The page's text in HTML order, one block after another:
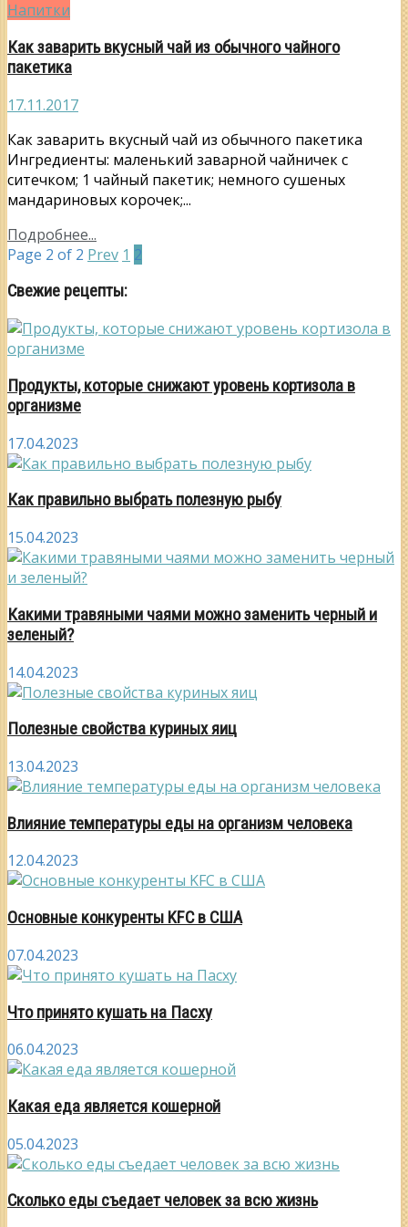
Напитки
Как заварить вкусный чай из обычного чайного
пакетика
17.11.2017
Как заварить вкусный чай из обычного пакетика
Ингредиенты: маленький заварной чайничек с
ситечком; 1 чайный пакетик; немного сушеных
мандариновых корочек;...
Подробнее...
Page 2 of 2 Prev 1 2
Свежие рецепты:
Продукты, которые снижают уровень кортизола в
организме
17.04.2023
Как правильно выбрать полезную рыбу
15.04.2023
Какими травяными чаями можно заменить черный и
зеленый?
14.04.2023
Полезные свойства куриных яиц
13.04.2023
Влияние температуры еды на организм человека
12.04.2023
Основные конкуренты KFC в США
07.04.2023
Что принято кушать на Пасху
06.04.2023
Какая еда является кошерной
05.04.2023
Сколько еды съедает человек за всю жизнь